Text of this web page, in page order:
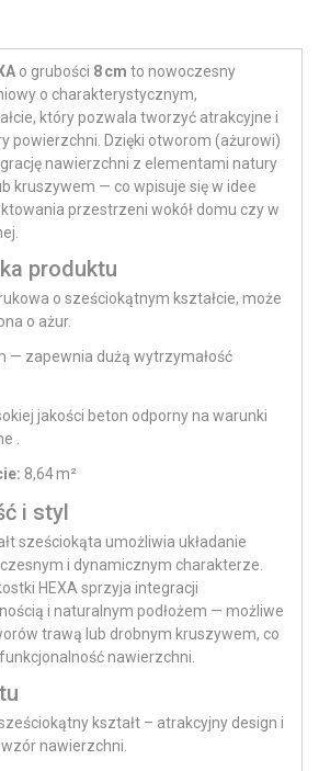
o grubości 8 cm to nowoczesny
o charakterystycznym,
który pozwala tworzyć atrakcyjne i
powierzchni. Dzięki otworom (ażurowi)
nawierzchni z elementami natury
kruszywem — co wpisuje się w idee
przestrzeni wokół domu czy w
produktu
o sześciokątnym kształcie, może
o ażur.
— zapewnia dużą wytrzymałość
jakości beton odporny na warunki
.
8,64 m²
i styl
sześciokąta umożliwia układanie
i dynamicznym charakterze.
HEXA sprzyja integracji
i naturalnym podłożem — możliwe
trawą lub drobnym kruszywem, co
nawierzchni.
kształt – atrakcyjny design i
nawierzchni.